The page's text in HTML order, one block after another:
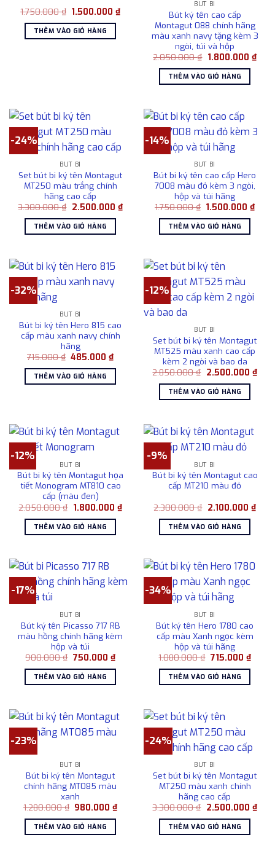
1.750.000₫ Giá
là:
1.750.000 ₫.
1.500.000₫Giá
hiện
THÊM VÀO GIỎ HÀNG
BÚT BI
Bút ký tên cao cấp
Montagut 088 chính hãng
màu xanh navy tặng kèm 3
ngòi, túi và hộp
2.050.000₫ Giá
là:
2.050.000 ₫.
1.800.000 ₫Giá
hiện
THÊM VÀO GIỎ HÀNG
-24%
BÚT BI
Set bút bi ký tên Montagut
MT250 màu trắng chính
hãng cao cấp
3.300.000₫ Giá
là:
3.300.000 ₫.
2.500.000 ₫Giá
hiện
2.500.000 ₫.
THÊM VÀO GIỎ HÀNG
-14%
BÚT BI
Bút bi ký tên cao cấp Hero
7008 màu đỏ kèm 3 ngòi,
hộp và túi hãng
1.750.000₫ Giá
là:
1.750.000 ₫.
1.500.000₫Giá
hiện
THÊM VÀO GIỎ HÀNG
-32%
BÚT BI
Bút bi ký tên Hero 815 cao
cấp màu xanh navy chính
hãng
715.000₫ Giá
là:
715.000 ₫.
485.000₫Giá
tại
THÊM VÀO GIỎ HÀNG
-12%
BÚT BI
Set bút bi ký tên Montagut
MT525 màu xanh cao cấp
kèm 2 ngòi và bao da
2.850.000₫ Giá
là:
2.850.000 ₫.
2.500.000 ₫Giá
THÊM VÀO GIỎ HÀNG
-12%
BÚT BI
Bút bi ký tên Montagut họa
tiết Monogram MT810 cao
cấp (màu đen)
2.050.000₫ Giá
là:
2.050.000 ₫.
1.800.000 ₫Giá
hiện
1.800.000 ₫.
THÊM VÀO GIỎ HÀNG
-9%
BÚT BI
Bút bi ký tên Montagut cao
cấp MT210 màu đỏ
2.300.000₫ Giá
là:
2.300.000 ₫.
2.100.000 ₫Giá
hiện
THÊM VÀO GIỎ HÀNG
-17%
BÚT BI
Bút ký tên Picasso 717 RB
màu hồng chính hãng kèm
hộp và túi
900.000₫ Giá
là:
900.000 ₫.
750.000 ₫Giá
hiện
tại
750.000 ₫.
THÊM VÀO GIỎ HÀNG
-34%
BÚT BI
Bút ký tên Hero 1780 cao
cấp màu Xanh ngọc kèm
hộp và túi hãng
1.080.000₫ Giá
là:
1.080.000 ₫.
715.000 ₫Giá
hiện
THÊM VÀO GIỎ HÀNG
-23%
BÚT BI
Bút bi ký tên Montagut
chính hãng MT085 màu
xanh
1.280.000₫ Giá
là:
1.280.000 ₫.
980.000₫Giá
hiện
980.000 ₫.
THÊM VÀO GIỎ HÀNG
-24%
BÚT BI
Set bút bi ký tên Montagut
MT250 màu xanh chính
hãng cao cấp
3.300.000₫ Giá
là:
3.300.000 ₫.
2.500.000 ₫Giá
hiện
THÊM VÀO GIỎ HÀNG